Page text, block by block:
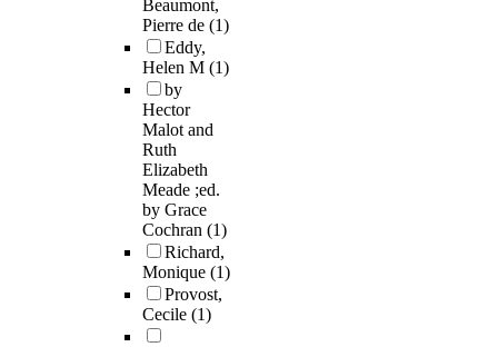
Beaumont,
Pierre de (1)
Eddy,
Helen M (1)
by
Hector
Malot and
Ruth
Elizabeth
Meade ;ed.
by Grace
Cochran (1)
Richard,
Monique (1)
Provost,
Cecile (1)